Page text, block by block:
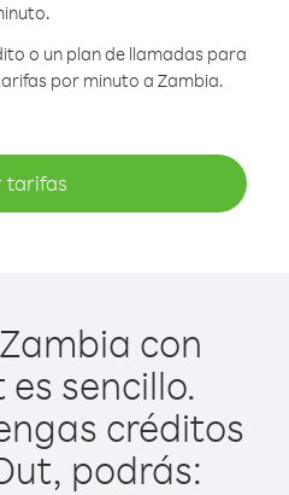
o un plan de llamadas para
por minuto a Zambia.
tarifas
con
sencillo.
créditos
podrás: